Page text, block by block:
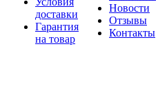
доставки
Гарантия
на товар
Новости
Отзывы
Контакты